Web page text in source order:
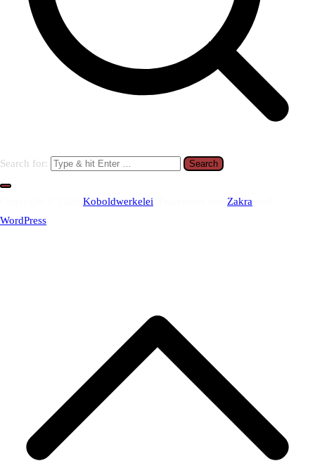
Search for:
Koboldwerkelei Zakra
WordPress